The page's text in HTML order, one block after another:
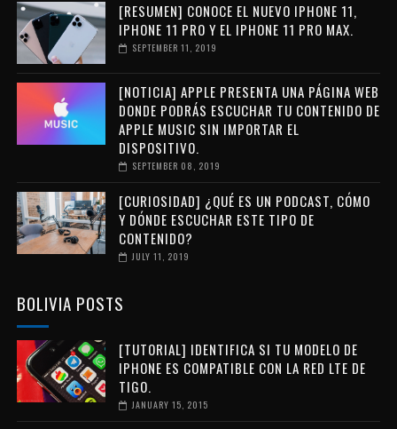
[RESUMEN] CONOCE EL NUEVO IPHONE 11,
IPHONE 11 PRO Y EL IPHONE 11 PRO MAX.
SEPTEMBER 11, 2019
[NOTICIA] APPLE PRESENTA UNA PÁGINA WEB
DONDE PODRÁS ESCUCHAR TU CONTENIDO DE
APPLE MUSIC SIN IMPORTAR EL
DISPOSITIVO.
SEPTEMBER 08, 2019
[CURIOSIDAD] ¿QUÉ ES UN PODCAST, CÓMO
Y DÓNDE ESCUCHAR ESTE TIPO DE
CONTENIDO?
JULY 11, 2019
BOLIVIA POSTS
[TUTORIAL] IDENTIFICA SI TU MODELO DE
IPHONE ES COMPATIBLE CON LA RED LTE DE
TIGO.
JANUARY 15, 2015